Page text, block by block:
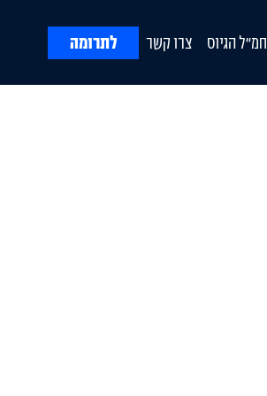
חמ"ל הגיוס צרו קשר לתרומה